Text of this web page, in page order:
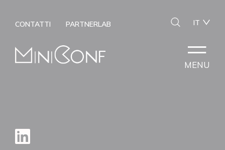
CONTATTI IT
PARTNERLAB
MENU